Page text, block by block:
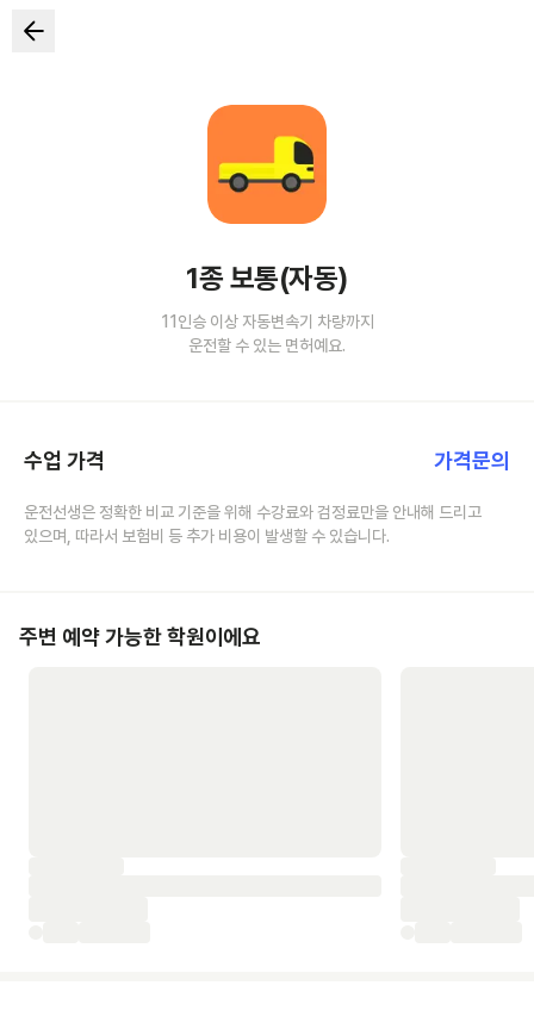
1종 보통(자동)
11인승 이상 자동변속기 차량까지
운전할 수 있는 면허예요.
수업 가격 가격문의
운전선생은 정확한 비교 기준을 위해 수강료와 검정료만을 안내해 드리고
있으며, 따라서 보험비 등 추가 비용이 발생할 수 있습니다.
주변 예약 가능한 학원이에요